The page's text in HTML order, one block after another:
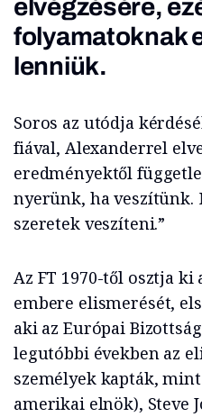
elvégzésére,
folyamatoknak
lenniük.
Soros az utódja
fiával, Alexanderrel
eredményektől
nyerünk, ha
szeretek veszíteni.”
Az FT 1970-től osztja ki
embere elismerését,
aki az Európai
legutóbbi években az
személyek kapták,
amerikai elnök), Steve